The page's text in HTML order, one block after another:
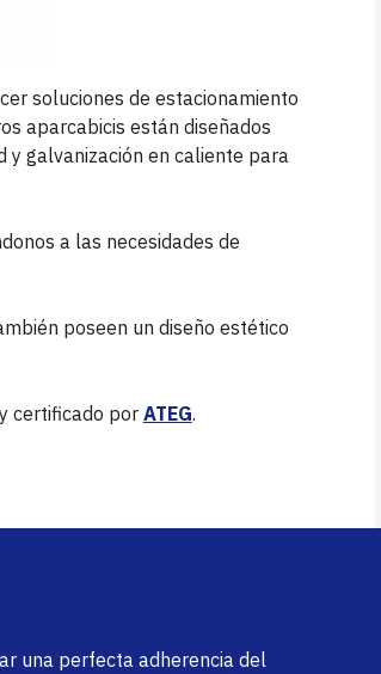
soluciones de estacionamiento
aparcabicis están diseñados
galvanización en caliente para
a las necesidades de
poseen un diseño estético
certificado porATEG.
una perfecta adherencia del